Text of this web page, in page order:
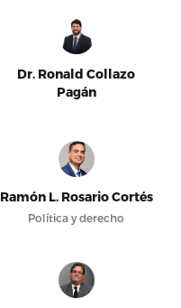
Dr. Ronald Collazo
Pagán
Ramón L. Rosario Cortés
Política y derecho